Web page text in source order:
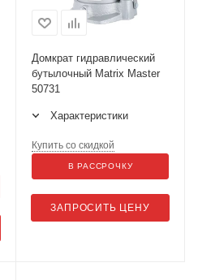
Домкрат гидравлический
бутылочный Matrix Master
50731
Характеристики
ЗАПРОСИТЬ ЦЕНУ
Купить со скидкой
В РАССРОЧКУ